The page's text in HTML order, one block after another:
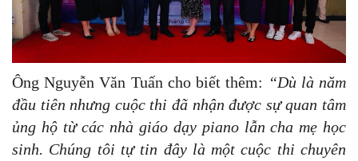
Ông Nguyễn Văn Tuấn cho biết thêm: “Dù là năm
đầu tiên nhưng cuộc thi đã nhận được sự quan tâm
ủng hộ từ các nhà giáo dạy piano lẫn cha mẹ học
sinh. Chúng tôi tự tin đây là một cuộc thi chuyên